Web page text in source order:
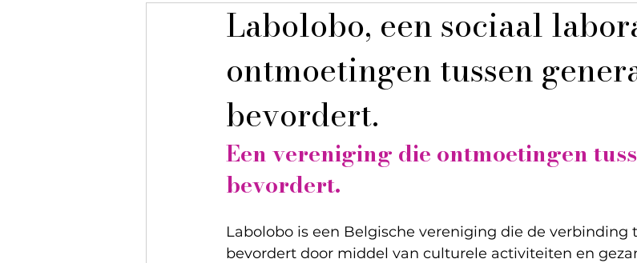
Labolobo, een sociaal
ontmoetingen tussen
bevordert.
Een vereniging die ontmoetingen
bevordert.
Labolobo is een Belgische vereniging die de verbinding
bevordert door middel van culturele activiteiten en